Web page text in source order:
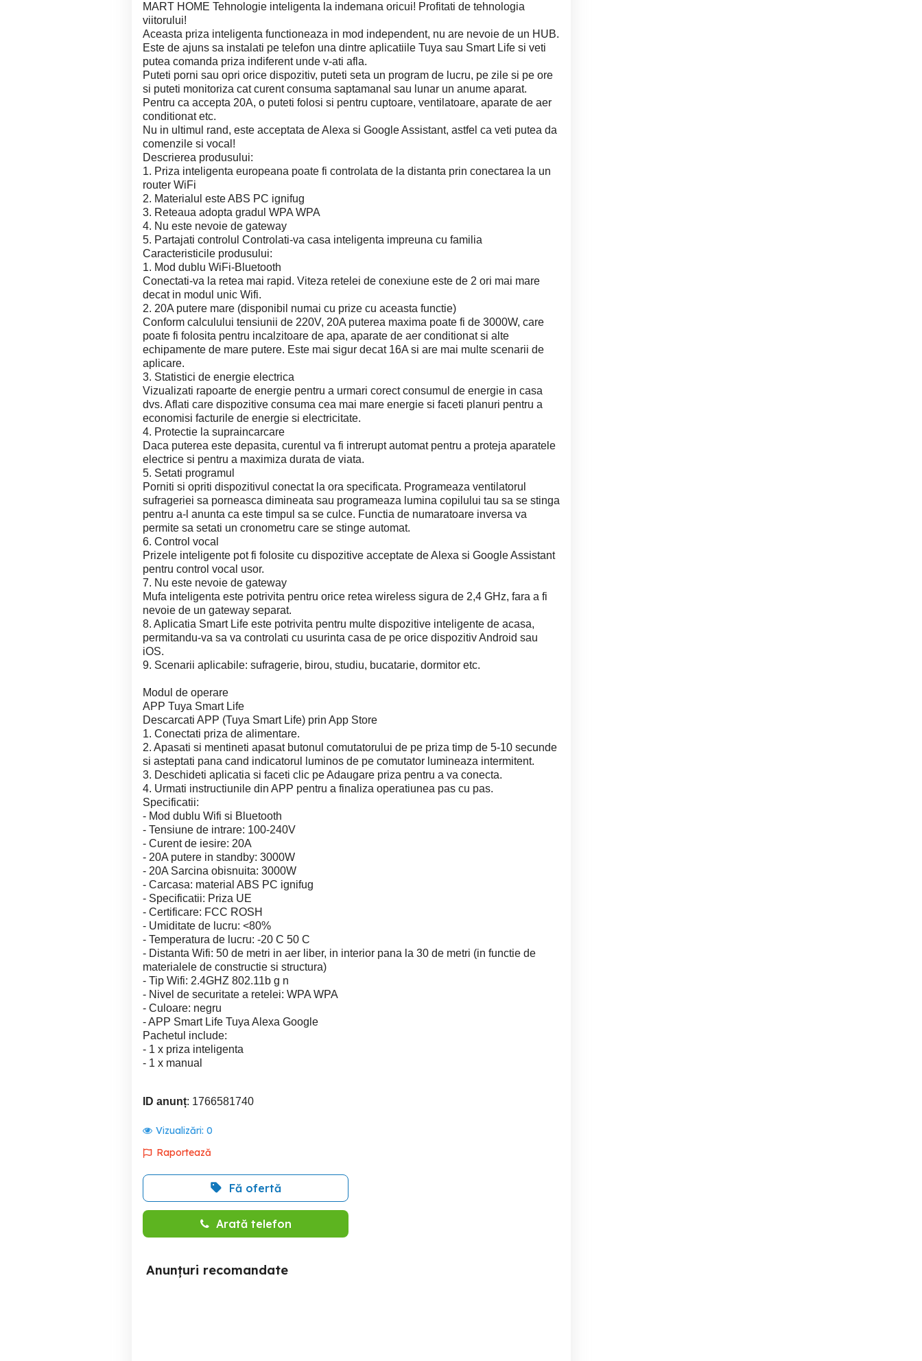
MART HOME Tehnologie inteligenta la indemana oricui! Profitati de tehnologia
viitorului!
Aceasta priza inteligenta functioneaza in mod independent, nu are nevoie de un HUB.
Este de ajuns sa instalati pe telefon una dintre aplicatiile Tuya sau Smart Life si veti
putea comanda priza indiferent unde v-ati afla.
Puteti porni sau opri orice dispozitiv, puteti seta un program de lucru, pe zile si pe ore
si puteti monitoriza cat curent consuma saptamanal sau lunar un anume aparat.
Pentru ca accepta 20A, o puteti folosi si pentru cuptoare, ventilatoare, aparate de aer
conditionat etc.
Nu in ultimul rand, este acceptata de Alexa si Google Assistant, astfel ca veti putea da
comenzile si vocal!
Descrierea produsului:
1. Priza inteligenta europeana poate fi controlata de la distanta prin conectarea la un
router WiFi
2. Materialul este ABS PC ignifug
3. Reteaua adopta gradul WPA WPA
4. Nu este nevoie de gateway
5. Partajati controlul Controlati-va casa inteligenta impreuna cu familia
Caracteristicile produsului:
1. Mod dublu WiFi-Bluetooth
Conectati-va la retea mai rapid. Viteza retelei de conexiune este de 2 ori mai mare
decat in modul unic Wifi.
2. 20A putere mare (disponibil numai cu prize cu aceasta functie)
Conform calculului tensiunii de 220V, 20A puterea maxima poate fi de 3000W, care
poate fi folosita pentru incalzitoare de apa, aparate de aer conditionat si alte
echipamente de mare putere. Este mai sigur decat 16A si are mai multe scenarii de
aplicare.
3. Statistici de energie electrica
Vizualizati rapoarte de energie pentru a urmari corect consumul de energie in casa
dvs. Aflati care dispozitive consuma cea mai mare energie si faceti planuri pentru a
economisi facturile de energie si electricitate.
4. Protectie la supraincarcare
Daca puterea este depasita, curentul va fi intrerupt automat pentru a proteja aparatele
electrice si pentru a maximiza durata de viata.
5. Setati programul
Porniti si opriti dispozitivul conectat la ora specificata. Programeaza ventilatorul
sufrageriei sa porneasca dimineata sau programeaza lumina copilului tau sa se stinga
pentru a-l anunta ca este timpul sa se culce. Functia de numaratoare inversa va
permite sa setati un cronometru care se stinge automat.
6. Control vocal
Prizele inteligente pot fi folosite cu dispozitive acceptate de Alexa si Google Assistant
pentru control vocal usor.
7. Nu este nevoie de gateway
Mufa inteligenta este potrivita pentru orice retea wireless sigura de 2,4 GHz, fara a fi
nevoie de un gateway separat.
8. Aplicatia Smart Life este potrivita pentru multe dispozitive inteligente de acasa,
permitandu-va sa va controlati cu usurinta casa de pe orice dispozitiv Android sau
iOS.
9. Scenarii aplicabile: sufragerie, birou, studiu, bucatarie, dormitor etc.
Modul de operare
APP Tuya Smart Life
Descarcati APP (Tuya Smart Life) prin App Store
1. Conectati priza de alimentare.
2. Apasati si mentineti apasat butonul comutatorului de pe priza timp de 5-10 secunde
si asteptati pana cand indicatorul luminos de pe comutator lumineaza intermitent.
3. Deschideti aplicatia si faceti clic pe Adaugare priza pentru a va conecta.
4. Urmati instructiunile din APP pentru a finaliza operatiunea pas cu pas.
Specificatii:
- Mod dublu Wifi si Bluetooth
- Tensiune de intrare: 100-240V
- Curent de iesire: 20A
- 20A putere in standby: 3000W
- 20A Sarcina obisnuita: 3000W
- Carcasa: material ABS PC ignifug
- Specificatii: Priza UE
- Certificare: FCC ROSH
- Umiditate de lucru: <80%
- Temperatura de lucru: -20 C 50 C
- Distanta Wifi: 50 de metri in aer liber, in interior pana la 30 de metri (in functie de
materialele de constructie si structura)
- Tip Wifi: 2.4GHZ 802.11b g n
- Nivel de securitate a retelei: WPA WPA
- Culoare: negru
- APP Smart Life Tuya Alexa Google
Pachetul include:
- 1 x priza inteligenta
- 1 x manual
ID anunț: 1766581740
Vizualizări: 0
Raportează
Fă ofertă
Arată telefon
Anunțuri recomandate